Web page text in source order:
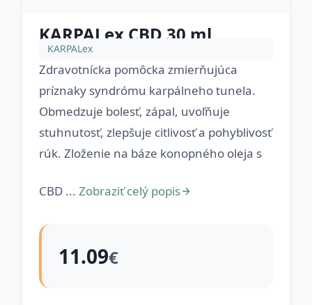
KARPALex CBD 30 ml
KARPALex
Zdravotnícka pomôcka zmierňujúca
príznaky syndrómu karpálneho tunela.
Obmedzuje bolesť, zápal, uvoľňuje
stuhnutosť, zlepšuje citlivosť a pohyblivosť
rúk. Zloženie na báze konopného oleja s
CBD ... Zobraziť celý popis
11.09€